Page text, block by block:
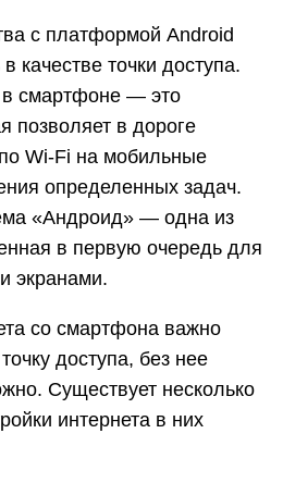
с платформой Android
качестве точки доступа.
в смартфоне — это
позволяет в дороге
Wi-Fi на мобильные
определенных задач.
«Андроид» — одна из
в первую очередь для
экранами.
со смартфона важно
доступа, без нее
Существует несколько
интернета в них